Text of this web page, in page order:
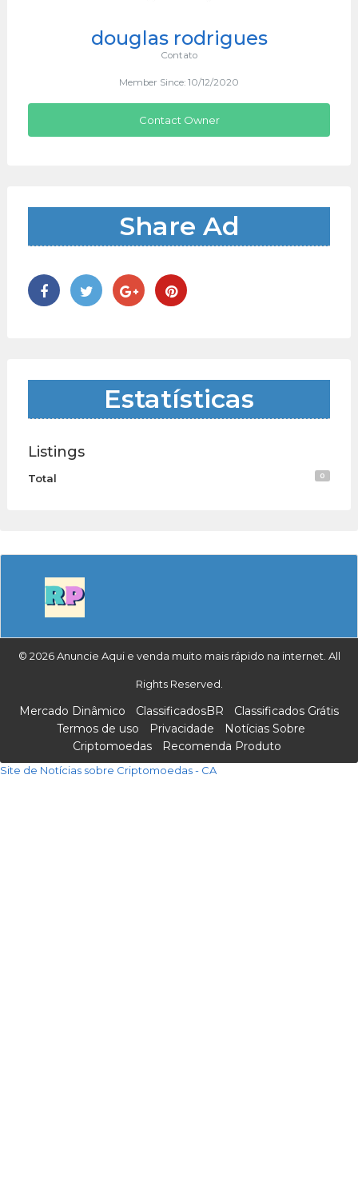
douglas rodrigues
Contato
Member Since: 10/12/2020
Contact Owner
Share Ad
Estatísticas
Listings
Total 0
© 2026 Anuncie Aqui e venda muito mais rápido na internet. All
Rights Reserved.
Mercado Dinâmico ClassificadosBR
Classificados Grátis
Termos de uso
Privacidade
Notícias Sobre
Criptomoedas
Recomenda Produto
Site de Notícias sobre Criptomoedas - CA